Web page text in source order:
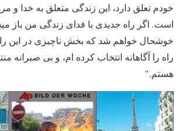
خودم تعلق دارد، این زندگی متعلق به خدا و
است. اگر راه جدیدی با فدای زندگی من باز
خوشحال خواهم شد که بخش ناچیزی در این
راه را آگاهانه انتخاب کرده ام، و بی
هستم."